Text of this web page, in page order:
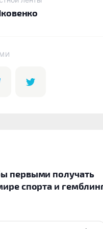
первыми получать
спорта и